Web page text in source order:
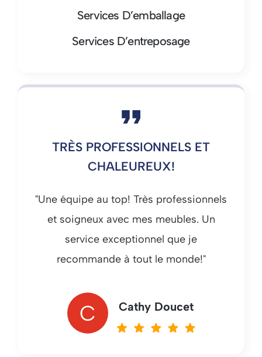
Services D’emballage
Services D’entreposage
TRÈS PROFESSIONNELS ET
CHALEUREUX!
"Une équipe au top! Très professionnels
et soigneux avec mes meubles. Un
service exceptionnel que je
recommande à tout le monde!"
C Cathy Doucet